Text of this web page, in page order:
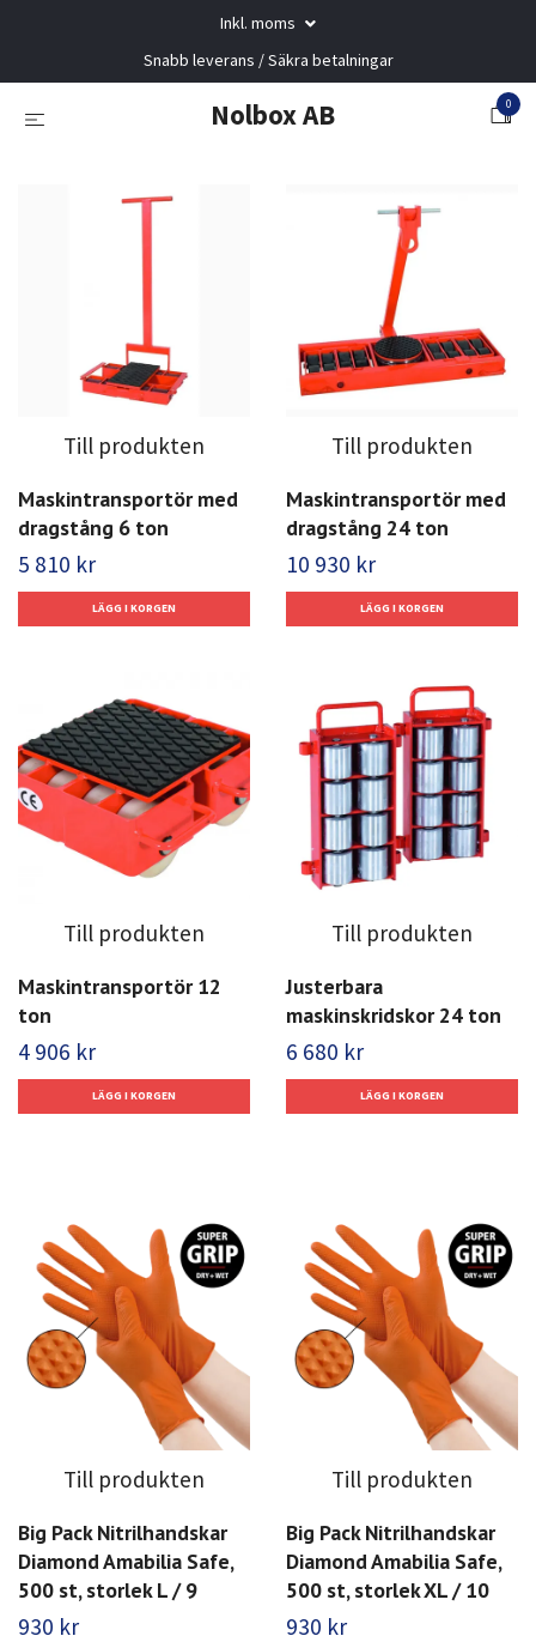
Inkl. moms
Snabb leverans / Säkra betalningar
Nolbox AB 0
Till produkten
Maskintransportör med
dragstång 6 ton
5 810 kr
Till produkten
Maskintransportör med
dragstång 24 ton
10 930 kr
Till produkten
Maskintransportör 12
ton
4 906 kr
Till produkten
Justerbara
maskinskridskor 24 ton
6 680 kr
Till produkten
Big Pack Nitrilhandskar
Diamond Amabilia Safe,
500 st, storlek L / 9
930 kr
Till produkten
Big Pack Nitrilhandskar
Diamond Amabilia Safe,
500 st, storlek XL / 10
930 kr